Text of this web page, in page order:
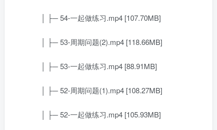
│ ├─ 54-一起做练习.mp4 [107.70MB]
│ ├─ 53-周期问题(2).mp4 [118.66MB]
│ ├─ 53-一起做练习.mp4 [88.91MB]
│ ├─ 52-周期问题(1).mp4 [108.27MB]
│ ├─ 52-一起做练习.mp4 [105.93MB]